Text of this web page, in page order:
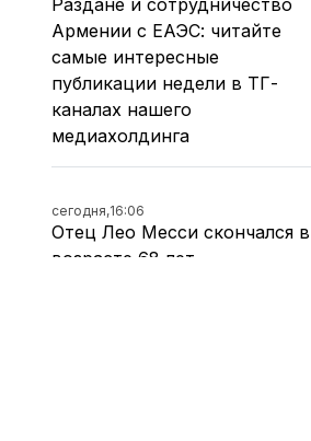
Раздане и сотрудничество
Армении с ЕАЭС: читайте
самые интересные
публикации недели в ТГ-
каналах нашего
медиахолдинга
сегодня,16:06
Отец Лео Месси скончался в
возрасте 68 лет